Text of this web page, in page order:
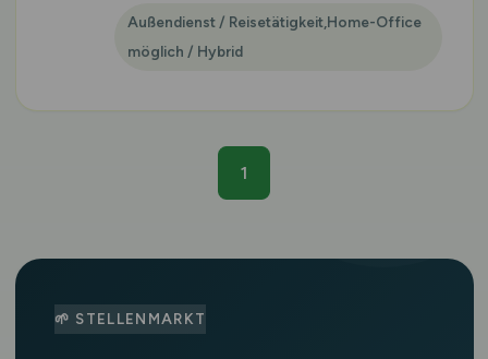
Außendienst / Reisetätigkeit,Home-Office
möglich / Hybrid
1
🌱 STELLENMARKT